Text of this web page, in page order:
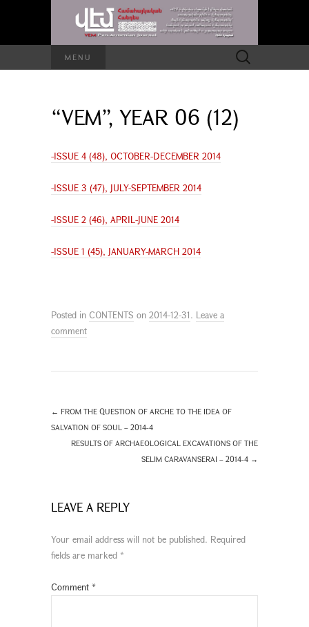
MENU
Search
for:
“VEM”, YEAR 06 (12)
-ISSUE 4 (48), OCTOBER-DECEMBER 2014
-ISSUE 3 (47), JULY-SEPTEMBER 2014
-ISSUE 2 (46), APRIL-JUNE 2014
-ISSUE 1 (45), JANUARY-MARCH 2014
Posted in CONTENTS on 2014-12-31. Leave a
comment
← FROM THE QUESTION OF ARCHE TO THE IDEA OF
SALVATION OF SOUL – 2014-4
RESULTS OF ARCHAEOLOGICAL EXCAVATIONS OF THE
SELIM CARAVANSERAI – 2014-4 →
LEAVE A REPLY
Your email address will not be published. Required
fields are marked *
Comment *